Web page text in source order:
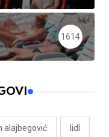
1614
alajbegović lidl